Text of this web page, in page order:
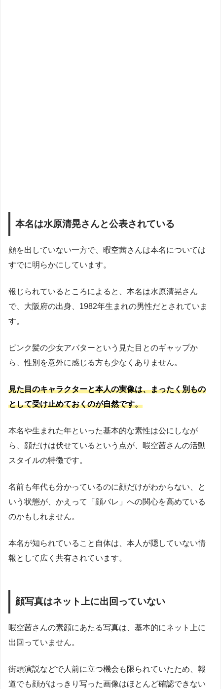
本名は水原清晃さんと公表されている
顔を出していない一方で、暇空茜さんは本名については
すでに明らかにしています。
報じられているところによると、本名は水原清晃さん
で、大阪府の出身、1982年生まれの男性だとされていま
す。
ピンク髪の少女アバターという見た目とのギャップか
ら、性別を意外に感じる方も少なくありません。
見た目のキャラクターと本人の実像は、まったく別もの
として受け止めておくのが自然です。
本名や生まれた年といった基本的な素性は公にしなが
ら、顔だけは伏せているという点が、暇空茜さんの活動
スタイルの特徴です。
名前も年代も分かっているのに顔だけがわからない、と
いう状態が、かえって「顔バレ」への関心を高めている
のかもしれません。
本名が知られていること自体は、本人が隠していない情
報として広く共有されています。
顔写真はネット上に出回っていない
暇空茜さんの素顔にあたる写真は、基本的にネット上に
出回っていません。
街頭演説などで人前に立つ機会も限られていたため、報
道でも顔がはっきり写った画像はほとんど確認できない